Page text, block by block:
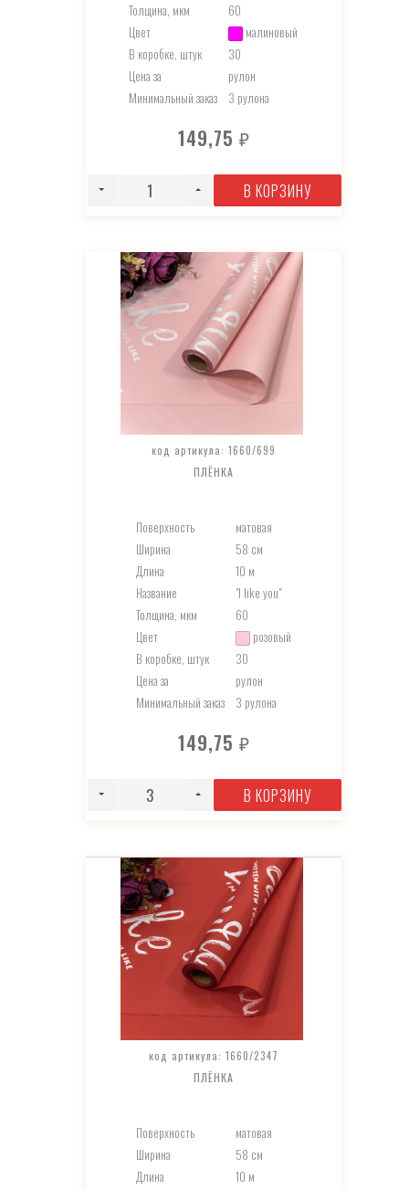
Толщина, мкм
60
Цвет
малиновый
В коробке, штук
30
Цена за
рулон
Минимальный заказ
3 рулона
149,75 ₽
В КОРЗИНУ
код артикула: 1660/699
ПЛЁНКА
Поверхность
матовая
Ширина
58 см
Длина
10 м
Название
"I like you"
Толщина, мкм
60
Цвет
розовый
В коробке, штук
30
Цена за
рулон
Минимальный заказ
3 рулона
149,75 ₽
В КОРЗИНУ
код артикула: 1660/2347
ПЛЁНКА
Поверхность
матовая
Ширина
58 см
Длина
10 м